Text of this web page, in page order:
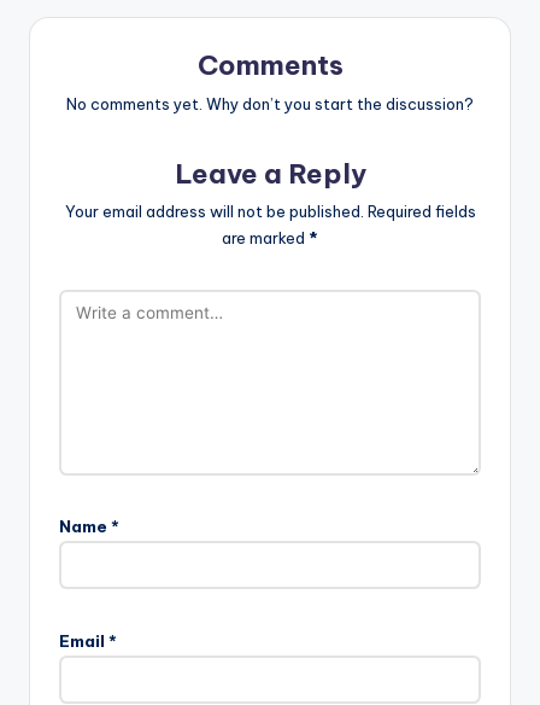
Comments
No comments yet. Why don’t you start the discussion?
Leave a Reply
Your email address will not be published. Required fields
are marked *
Name *
Email *